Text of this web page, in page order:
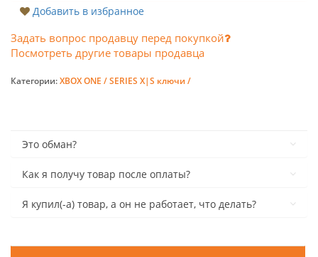
Добавить в избранное
Задать вопрос продавцу перед покупкой
Посмотреть другие товары продавца
Категории:XBOX ONE / SERIES X|S ключи /
Это обман?
Как я получу товар после оплаты?
Я купил(-а) товар, а он не работает, что делать?